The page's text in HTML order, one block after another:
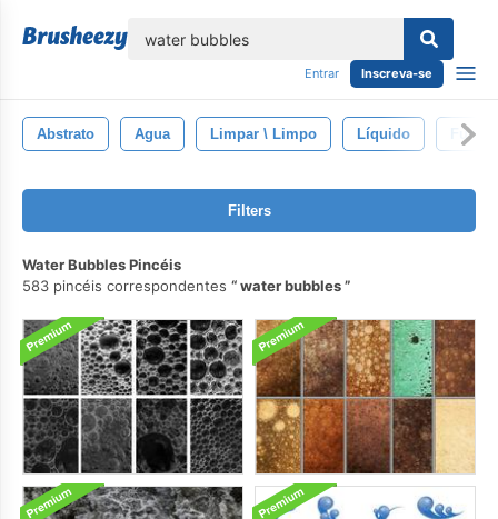
Entrar Inscreva-se
Abstrato Agua Limpar \ Limpo Líquido Fundo
Filters
Water Bubbles Pincéis
583 pincéis correspondentes
water bubbles